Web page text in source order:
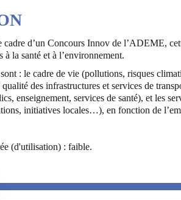
cadre d’un Concours Innov de l’ADEME,
la santé et à l’environnement.
: le cadre de vie (pollutions, risques
des infrastructures et services de
enseignement, services de santé), et les
initiatives locales…), en fonction de
(d'utilisation) : faible.